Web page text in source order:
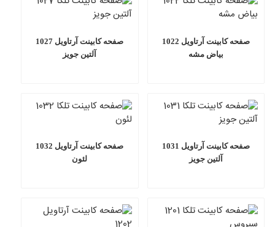
صفحه کابینت آرتاویل 1022
بیاض مشه
صفحه کابینت آرتاویل 1027
آلتین جویز
صفحه کابینت آرتاویل 1031
آلتین جویز
صفحه کابینت آرتاویل 1032
لئون